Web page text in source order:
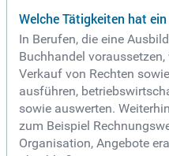
Welche Tätigkeiten hat
In Berufen, die eine
Buchhandel
Verkauf von Rechten
ausführen,
sowie auswerten.
zum Beispiel
Organisation, Angebote